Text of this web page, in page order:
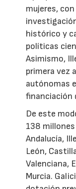
mujeres,
histórico y
políticas
Asimismo,
primera vez
autónomas
financiación
De este
138
Andalucía,
León,
Valenciana,
Murcia.